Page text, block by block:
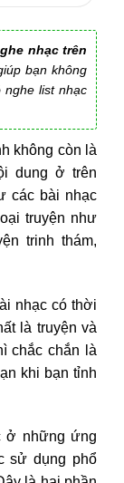
nhạc trên
bạn không
nghe list nhạc
không còn là
dung ở trên
các bài nhạc
truyện như
trinh thám,
nhạc có thời
là truyện và
chắc chắn là
khi bạn tỉnh
ở những ứng
sử dụng phổ